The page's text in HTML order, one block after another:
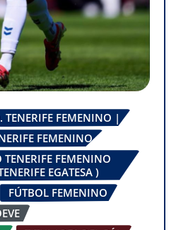
TENERIFE FEMENINO |
FEMENINO
TENERIFE FEMENINO
EGATESA )
FÚTBOL FEMENINO